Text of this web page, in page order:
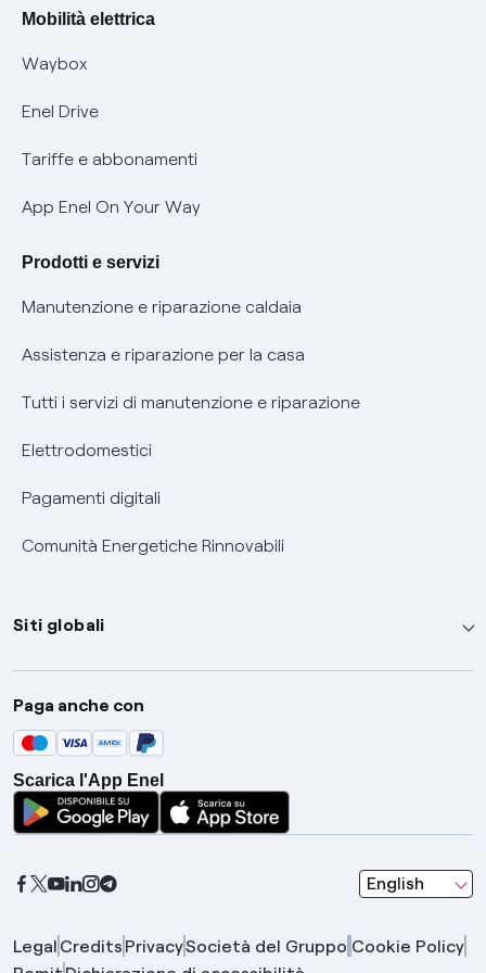
Informativa RAEE
Informativa Privacy AI
Offerte Placet non vulnerabili
Offerta Tutela Vulnerabilità Gas
Mobilità Elettrica
Phishing e truffe online
Verifica chi ti ha chiamato
Agevolazione utenti con disabilità per offerte Fibra
Informativa RAEE
Mobilità elettrica
Waybox
Enel Drive
Tariffe e abbonamenti
App Enel On Your Way
Prodotti e servizi
Manutenzione e riparazione caldaia
Assistenza e riparazione per la casa
Tutti i servizi di manutenzione e riparazione
Elettrodomestici
Pagamenti digitali
Comunità Energetiche Rinnovabili
Siti globali
Enel Group
Enel Green Power
Global Trading
Global Procurement
Gridspertise
Paga anche con
Scarica l'App Enel
English
seleziona una
Legal Credits PrivacySocietà del Gruppo Cookie Policy